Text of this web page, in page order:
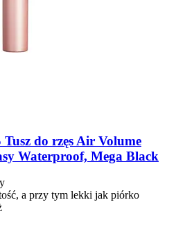
Tusz do rzęs Air Volume
Waterproof, Mega Black
a przy tym lekki jak piórko